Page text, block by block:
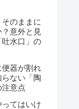
のままに
？意外と見
水口」の
便器が割れ
ない「陶
意点
ってはいけ